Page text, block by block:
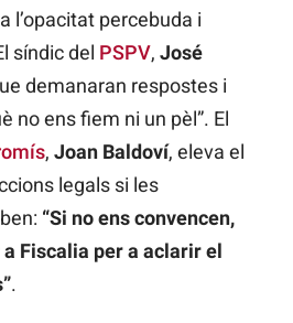
l’opacitat percebuda i
síndic del PSPV, José
demanaran respostes i
no ens fiem ni un pèl”. El
, Joan Baldoví, eleva el
legals si les
“Si no ens convencen,
Fiscalia per a aclarir el
.